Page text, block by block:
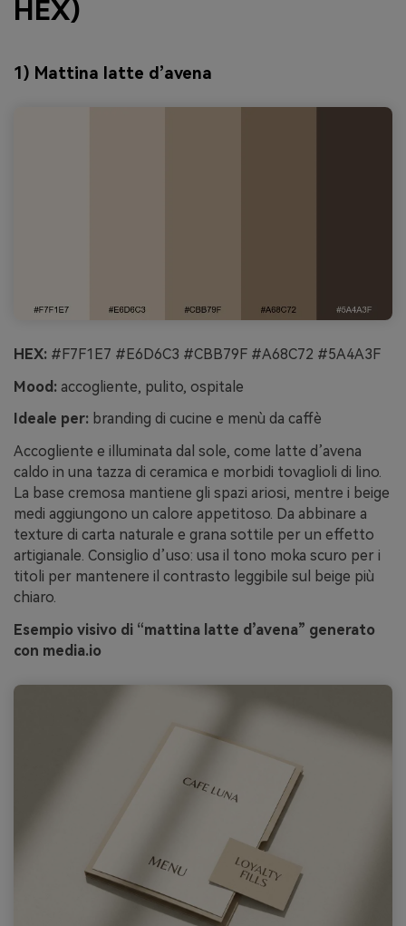
HEX)
1) Mattina latte d’avena
HEX: #F7F1E7 #E6D6C3 #CBB79F #A68C72 #5A4A3F
Mood: accogliente, pulito, ospitale
Ideale per: branding di cucine e menù da caffè
Accogliente e illuminata dal sole, come latte d’avena
caldo in una tazza di ceramica e morbidi tovaglioli di lino.
La base cremosa mantiene gli spazi ariosi, mentre i beige
medi aggiungono un calore appetitoso. Da abbinare a
texture di carta naturale e grana sottile per un effetto
artigianale. Consiglio d’uso: usa il tono moka scuro per i
titoli per mantenere il contrasto leggibile sul beige più
chiaro.
Esempio visivo di “mattina latte d’avena” generato
con media.io